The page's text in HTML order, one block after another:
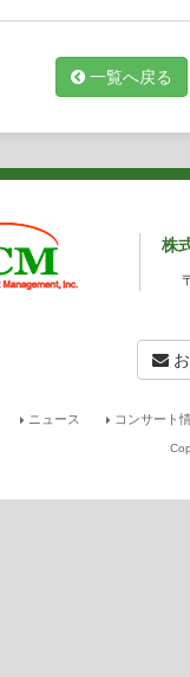
一覧へ戻る
株
ニュース コンサート